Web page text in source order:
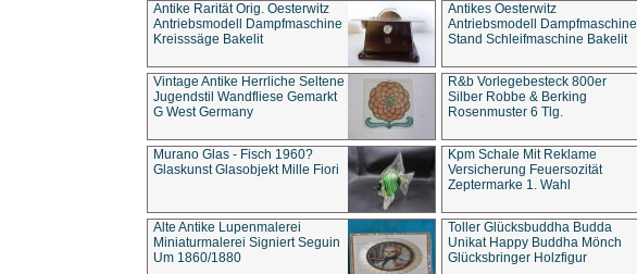
Antike Rarität Orig. Oesterwitz
Antriebsmodell Dampfmaschine
Kreisssäge Bakelit
Antikes Oesterwitz
Antriebsmodell Dampfmaschine
Stand Schleifmaschine Bakelit
Vintage Antike Herrliche Seltene
Jugendstil Wandfliese Gemarkt
G West Germany
R&b Vorlegebesteck 800er
Silber Robbe & Berking
Rosenmuster 6 Tlg.
Murano Glas - Fisch 1960?
Glaskunst Glasobjekt Mille Fiori
Kpm Schale Mit Reklame
Versicherung Feuersozität
Zeptermarke 1. Wahl
Alte Antike Lupenmalerei
Miniaturmalerei Signiert Seguin
Um 1860/1880
Toller Glücksbuddha Budda
Unikat Happy Buddha Mönch
Glücksbringer Holzfigur